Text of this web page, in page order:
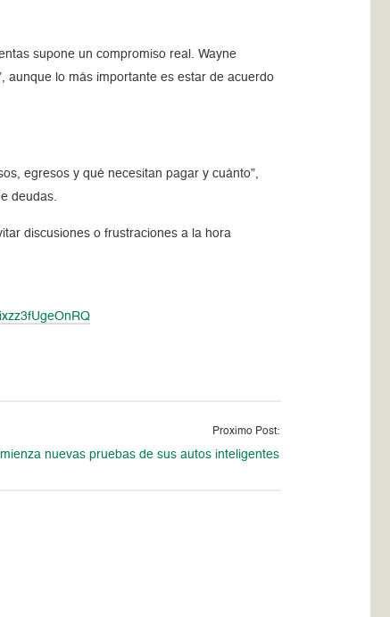
supone un compromiso real. Wayne
aunque lo más importante es estar de acuerdo
egresos y qué necesitan pagar y cuánto”,
deudas.
discusiones o frustraciones a la hora
Proximo Post:
nuevas pruebas de sus autos inteligentes